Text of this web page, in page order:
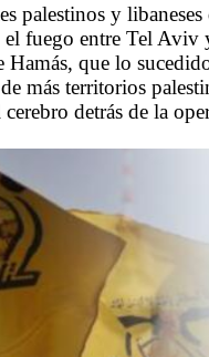
palestinos y
el fuego entre Tel
que lo
más territorios
detrás de la